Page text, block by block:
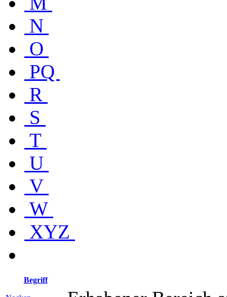
N
O
PQ
R
S
T
U
V
W
XYZ
Begriff